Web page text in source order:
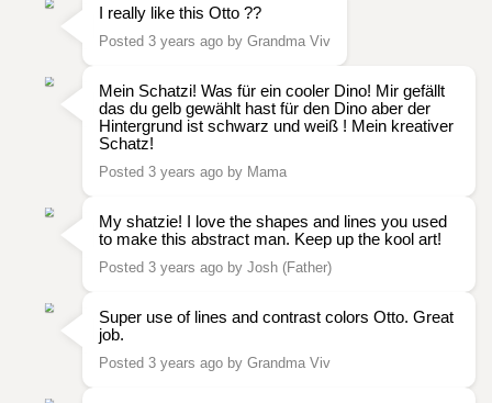
I really like this Otto ??
Posted 3 years ago by Grandma Viv
Mein Schatzi! Was für ein cooler Dino! Mir gefällt
das du gelb gewählt hast für den Dino aber der
Hintergrund ist schwarz und weiß ! Mein kreativer
Schatz!
Posted 3 years ago by Mama
My shatzie! I love the shapes and lines you used
to make this abstract man. Keep up the kool art!
Posted 3 years ago by Josh (Father)
Super use of lines and contrast colors Otto. Great
job.
Posted 3 years ago by Grandma Viv